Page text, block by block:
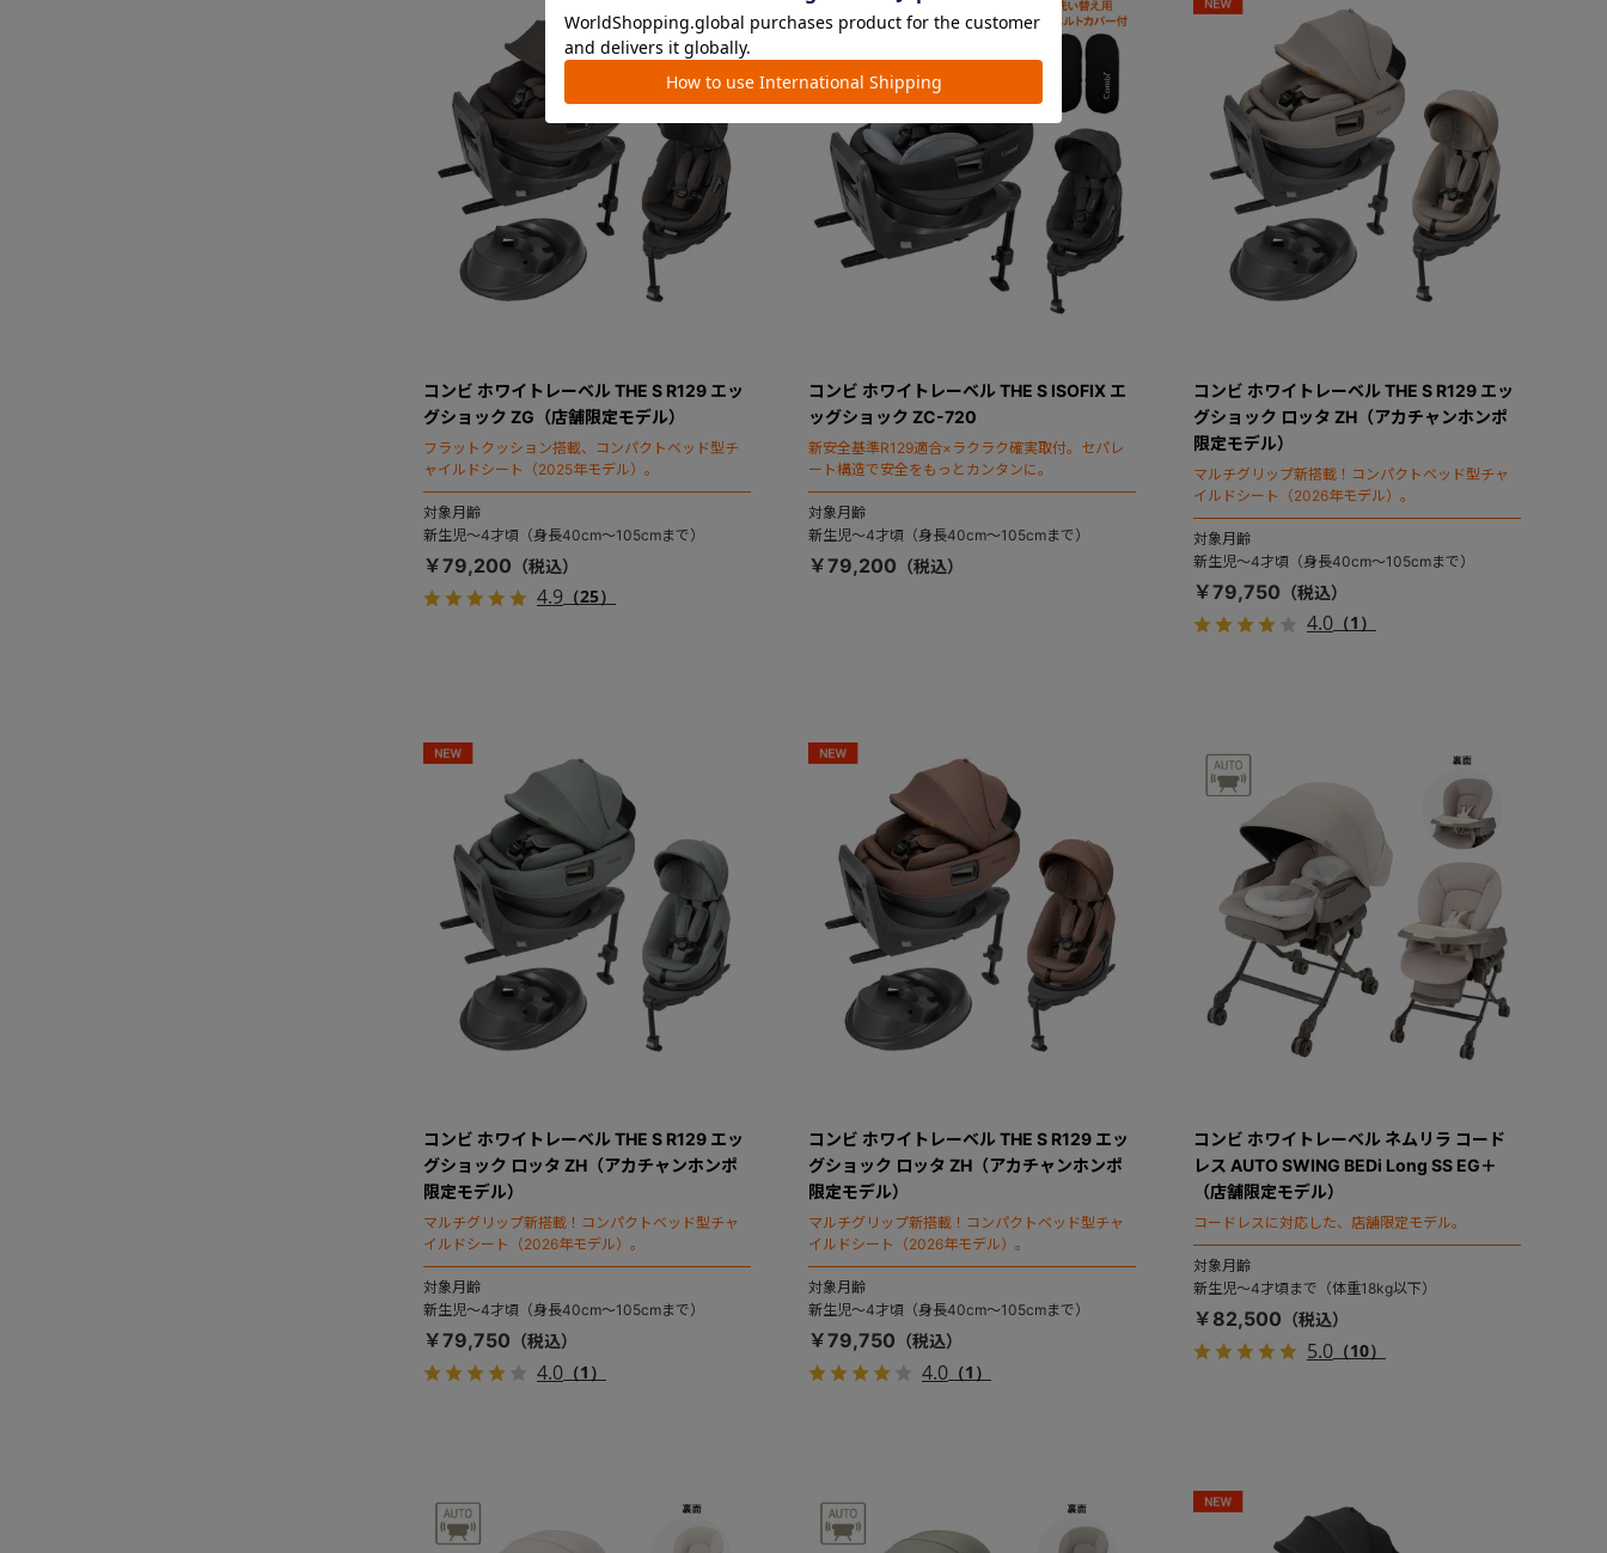
コンビ ホワイトレーベル THE S R129 エッ
グショック ZG（店舗限定モデル）
フラットクッション搭載、コンパクトベッド型チ
ャイルドシート（2025年モデル）。
対象月齢
新生児～4才頃（身長40cm～105cmまで）
￥79,200
4.9 （25）
コンビ ホワイトレーベル THE S ISOFIX エ
ッグショック ZC-720
新安全基準R129適合×ラクラク確実取付。セパレ
ート構造で安全をもっとカンタンに。
対象月齢
新生児～4才頃（身長40cm～105cmまで）
￥79,200
コンビ ホワイトレーベル THE S R129 エッ
グショック ロッタ ZH（アカチャンホンポ
限定モデル）
マルチグリップ新搭載！コンパクトベッド型チャ
イルドシート（2026年モデル）。
対象月齢
新生児～4才頃（身長40cm～105cmまで）
￥79,750
4.0（1）
コンビ ホワイトレーベル THE S R129 エッ
グショック ロッタ ZH（アカチャンホンポ
限定モデル）
マルチグリップ新搭載！コンパクトベッド型チャ
イルドシート（2026年モデル）。
対象月齢
新生児～4才頃（身長40cm～105cmまで）
￥79,750
4.0 （1）
コンビ ホワイトレーベル THE S R129 エッ
グショック ロッタ ZH（アカチャンホンポ
限定モデル）
マルチグリップ新搭載！コンパクトベッド型チャ
イルドシート（2026年モデル）。
対象月齢
新生児～4才頃（身長40cm～105cmまで）
￥79,750
4.0（1）
コンビ ホワイトレーベル ネムリラ コード
レス AUTO SWING BEDi Long SS EG＋
（店舗限定モデル）
コードレスに対応した、店舗限定モデル。
対象月齢
新生児～4才頃まで（体重18kg以下）
￥82,500
5.0（10）